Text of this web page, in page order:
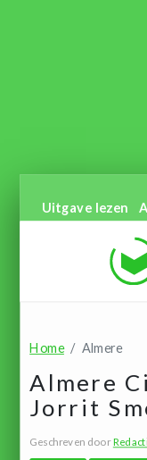
Uitgave lezen
Home Almere
Almere
Jorrit
Geschreven door